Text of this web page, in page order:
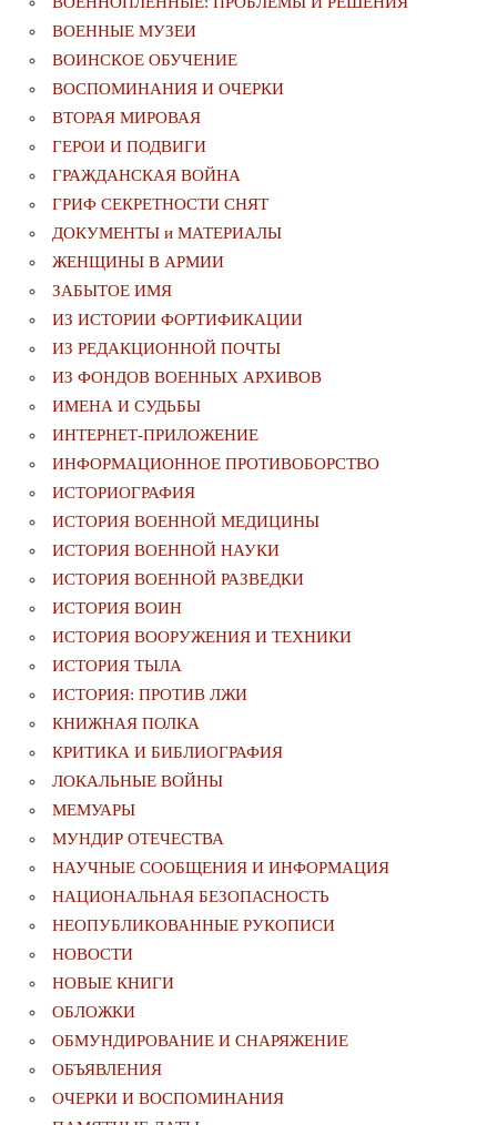
ВОЕННЫЕ МУЗЕИ
ВОИНСКОЕ ОБУЧЕНИЕ
ВОСПОМИНАНИЯ И ОЧЕРКИ
ВТОРАЯ МИРОВАЯ
ГЕРОИ И ПОДВИГИ
ГРАЖДАНСКАЯ ВОЙНА
ГРИФ СЕКРЕТНОСТИ СНЯТ
ДОКУМЕНТЫ и МАТЕРИАЛЫ
ЖЕНЩИНЫ В АРМИИ
ЗАБЫТОЕ ИМЯ
ИЗ ИСТОРИИ ФОРТИФИКАЦИИ
ИЗ РЕДАКЦИОННОЙ ПОЧТЫ
ИЗ ФОНДОВ ВОЕННЫХ АРХИВОВ
ИМЕНА И СУДЬБЫ
ИНТЕРНЕТ-ПРИЛОЖЕНИЕ
ИНФОРМАЦИОННОЕ ПРОТИВОБОРСТВО
ИСТОРИОГРАФИЯ
ИСТОРИЯ ВОЕННОЙ МЕДИЦИНЫ
ИСТОРИЯ ВОЕННОЙ НАУКИ
ИСТОРИЯ ВОЕННОЙ РАЗВЕДКИ
ИСТОРИЯ ВОИН
ИСТОРИЯ ВООРУЖЕНИЯ И ТЕХНИКИ
ИСТОРИЯ ТЫЛА
ИСТОРИЯ: ПРОТИВ ЛЖИ
КНИЖНАЯ ПОЛКА
КРИТИКА И БИБЛИОГРАФИЯ
ЛОКАЛЬНЫЕ ВОЙНЫ
МЕМУАРЫ
МУНДИР ОТЕЧЕСТВА
НАУЧНЫЕ СООБЩЕНИЯ И ИНФОРМАЦИЯ
НАЦИОНАЛЬНАЯ БЕЗОПАСНОСТЬ
НЕОПУБЛИКОВАННЫЕ РУКОПИСИ
НОВОСТИ
НОВЫЕ КНИГИ
ОБЛОЖКИ
ОБМУНДИРОВАНИЕ И СНАРЯЖЕНИЕ
ОБЪЯВЛЕНИЯ
ОЧЕРКИ И ВОСПОМИНАНИЯ